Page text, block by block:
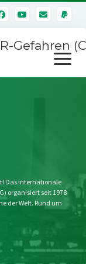
Gefahren
Menü
öffnen
Das internationale
organisiert seit 1978
der Welt. Rund um